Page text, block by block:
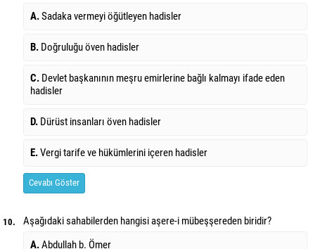
A.Sadaka vermeyi öğütleyen hadisler
B. Doğruluğu öven hadisler
C. Devlet başkanının meşru emirlerine bağlı kalmayı ifade eden
hadisler
D. Dürüst insanları öven hadisler
E.Vergi tarife ve hükümlerini içeren hadisler
Cevabı Göster
10.
Aşağıdaki sahabilerden hangisi aşere-i mübeşşereden biridir?
A.Abdullah b. Ömer